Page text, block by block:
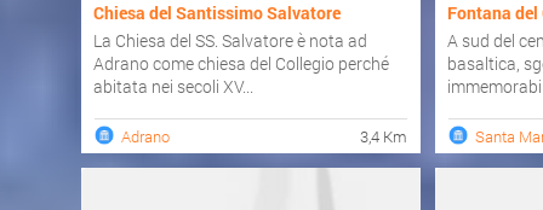
Chiesa del Santissimo Salvatore
La Chiesa del SS. Salvatore è nota ad
Adrano come chiesa del Collegio perché
abitata nei secoli XV...
Adrano 3,4 Km
Fontana
A sud del
basaltica,
Santa